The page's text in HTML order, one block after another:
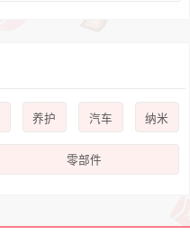
养护 汽车 纳米
零部件